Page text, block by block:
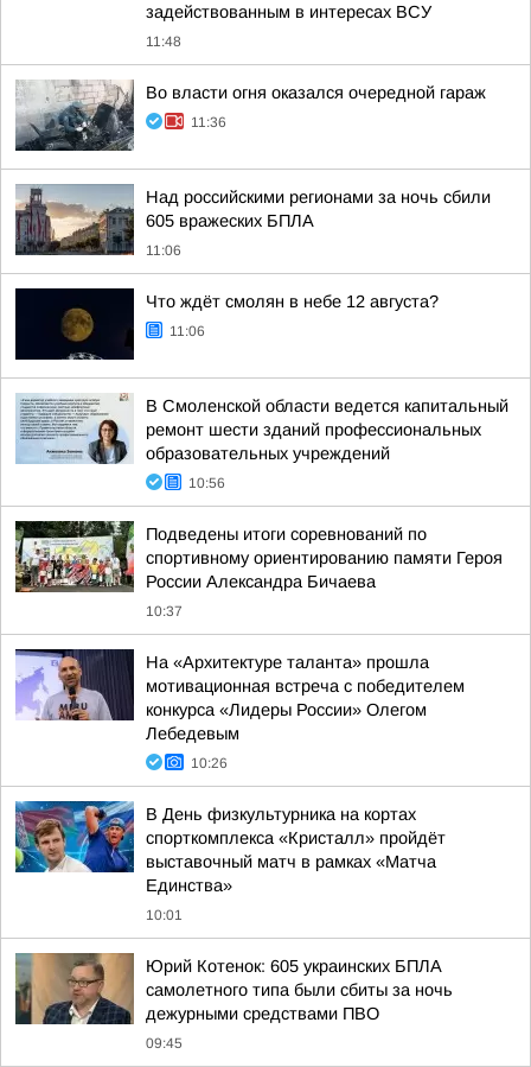
задействованным в интересах ВСУ
11:48
Во власти огня оказался очередной гараж
11:36
Над российскими регионами за ночь сбили
605 вражеских БПЛА
11:06
Что ждёт смолян в небе 12 августа?
11:06
В Смоленской области ведется капитальный
ремонт шести зданий профессиональных
образовательных учреждений
10:56
Подведены итоги соревнований по
спортивному ориентированию памяти Героя
России Александра Бичаева
10:37
На «Архитектуре таланта» прошла
мотивационная встреча с победителем
конкурса «Лидеры России» Олегом
Лебедевым
10:26
В День физкультурника на кортах
спорткомплекса «Кристалл» пройдёт
выставочный матч в рамках «Матча
Единства»
10:01
Юрий Котенок: 605 украинских БПЛА
самолетного типа были сбиты за ночь
дежурными средствами ПВО
09:45